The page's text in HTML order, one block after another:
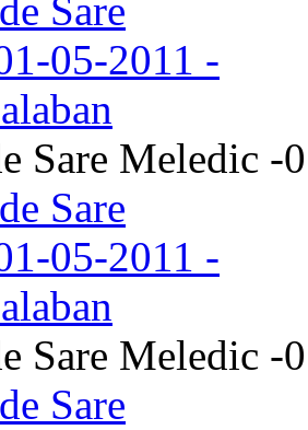
Sare Meledic -
Sare Meledic -